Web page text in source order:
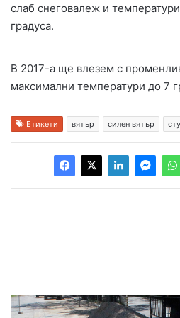
слаб снеговалеж и
градуса.
В 2017-а ще влезем с
максимални температури до 7
Етикети вятър силен вятър